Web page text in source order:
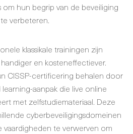
hun begrip van de beveiliging
verbeteren.
klassikale trainingen zijn
en kosteneffectiever.
CISSP-certificering behalen door
aanpak die live online
met zelfstudiemateriaal. Deze
cyberbeveiligingsdomeinen
te verwerven om